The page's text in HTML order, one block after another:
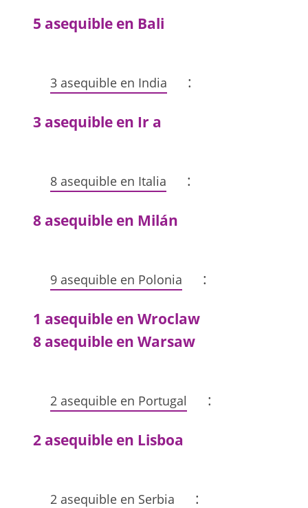
5 asequible en Bali
3 asequible en India :
3 asequible en Ir a
8 asequible en Italia :
8 asequible en Milán
9 asequible en Polonia :
1 asequible en Wroclaw
8 asequible en Warsaw
2 asequible en Portugal :
2 asequible en Lisboa
2 asequible en Serbia :